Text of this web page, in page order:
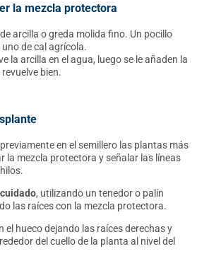
la mezcla protectora
arcilla o greda molida fino. Un pocillo
de cal agrícola.
la arcilla en el agua, luego se le añaden la
bien.
en el semillero las plantas más
la mezcla protectora y señalar las líneas
, utilizando un tenedor o palín
las raíces con la mezcla protectora.
el hueco dejando las raíces derechas y
del cuello de la planta al nivel del